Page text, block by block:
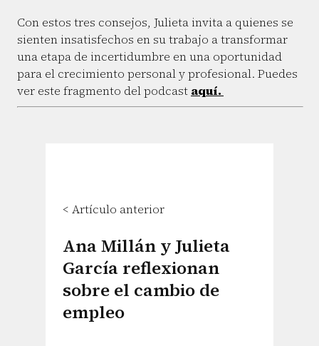
Con estos tres consejos, Julieta invita a quienes se
sienten insatisfechos en su trabajo a transformar
una etapa de incertidumbre en una oportunidad
para el crecimiento personal y profesional. Puedes
ver este fragmento del podcast aquí.
< Artículo anterior
Ana Millán y Julieta
García reflexionan
sobre el cambio de
empleo